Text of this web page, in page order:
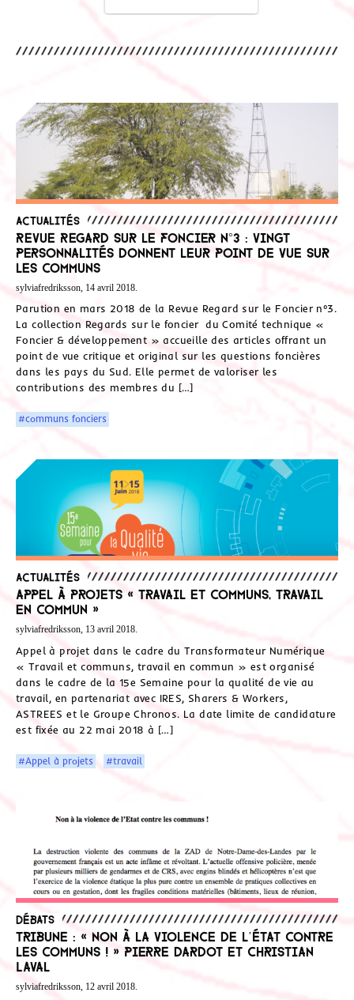
Actualités
Revue Regard sur le Foncier n°3 : Vingt
personnalités donnent leur point de vue sur
les Communs
sylviafredriksson, 14 avril 2018.
Parution en mars 2018 de la Revue Regard sur le Foncier n°3.
La collection Regards sur le foncier du Comité technique «
Foncier & développement » accueille des articles offrant un
point de vue critique et original sur les questions foncières
dans les pays du Sud. Elle permet de valoriser les
contributions des membres du […]
#communs fonciers
Actualités
Appel à projets « Travail et communs, travail
en commun »
sylviafredriksson, 13 avril 2018.
Appel à projet dans le cadre du Transformateur Numérique
« Travail et communs, travail en commun » est organisé
dans le cadre de la 15e Semaine pour la qualité de vie au
travail, en partenariat avec IRES, Sharers & Workers,
ASTREES et le Groupe Chronos. La date limite de candidature
est fixée au 22 mai 2018 à […]
#Appel à projets #travail
Débats
Tribune : « Non à la violence de l’État contre
les communs ! » Pierre Dardot et Christian
Laval
sylviafredriksson, 12 avril 2018.